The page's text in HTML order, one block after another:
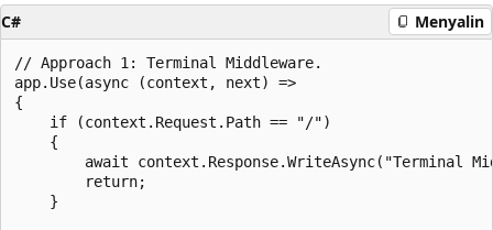
C# Menyalin
// Approach 1: Terminal Middleware.
app.Use(async (context, next) =>
{
    if (context.Request.Path == "/")
    {
await context.Response.WriteAsync("Terminal
        return;
    }